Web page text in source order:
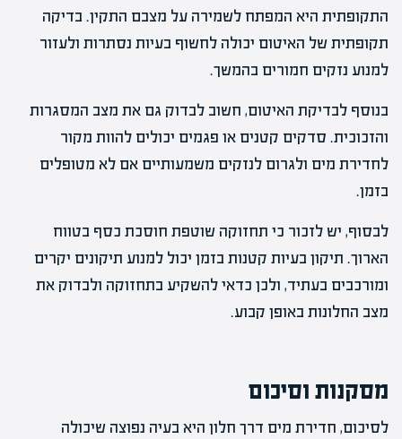
התקופתית היא המפתח לשמירה על מצבם התקין. בדיקה
תקופתית של האיטום יכולה לחשוף בעיות נסתרות ולעזור
למנוע נזקים חמורים בהמשך.
בנוסף לבדיקת האיטום, חשוב לבדוק גם את מצב המסגרות
והזכוכית. סדקים קטנים או פגמים יכולים להוות מקור
לחדירת מים ולגרום לנזקים משמעותיים אם לא מטופלים
בזמן.
לבסוף, יש לזכור כי תחזוקה שוטפת חוסכת כסף בטווח
הארוך. תיקון בעיות קטנות בזמן יכול למנוע תיקונים יקרים
ומורכבים בעתיד, ולכן כדאי להשקיע בתחזוקה ולבדוק את
מצב החלונות באופן קבוע.
מסקנות וסיכום
לסיכום, חדירת מים דרך חלון היא בעיה נפוצה שיכולה